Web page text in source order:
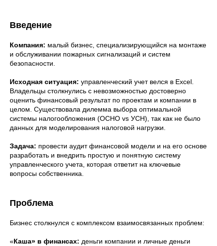
Введение
Компания: малый бизнес, специализирующийся на монтаже
и обслуживании пожарных сигнализаций и систем
безопасности.
Исходная ситуация: управленческий учет велся в Excel.
Владельцы столкнулись с невозможностью достоверно
оценить финансовый результат по проектам и компании в
целом. Существовала дилемма выбора оптимальной
системы налогообложения (ОСНО vs УСН), так как не было
данных для моделирования налоговой нагрузки.
Задача: провести аудит финансовой модели и на его основе
разработать и внедрить простую и понятную систему
управленческого учета, которая ответит на ключевые
вопросы собственника.
Проблема
Бизнес столкнулся с комплексом взаимосвязанных проблем:
«Каша» в финансах: деньги компании и личные деньги